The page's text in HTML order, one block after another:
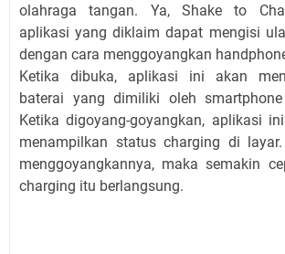
olahraga tangan. Ya, Shake to
aplikasi yang diklaim dapat mengisi
dengan cara menggoyangkan
Ketika dibuka, aplikasi ini akan
baterai yang dimiliki oleh
Ketika digoyang-goyangkan, aplikasi
menampilkan status charging di
menggoyangkannya, maka semakin
charging itu berlangsung.